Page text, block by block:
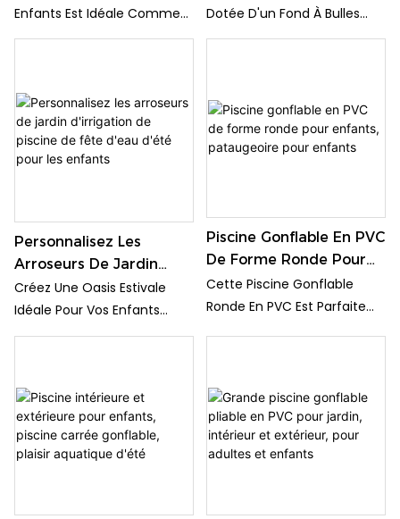
Piscine Gonflable De
Qualité
Enfants Est Idéale Comme
Aire De Jeux Aquatiques
À Balles Gonflable. Sa
Construction De Haute
Qualité, Avec Ses 3 Anneaux
Pour Une Stabilité Accrue, En
Soleil En Été.
Sécurité Enfants, Double
Dotée D'un Fond À Bulles
Pour Plus De Sécurité Et De
Piscine Et Dans Le Jardin. Sa
Construction À Double Paroi
Garantit Une Durabilité Et
Sans Fin.
Personnalisez Les
Arroseurs De Jardin
D'irrigation De Piscine
De Fête D'eau D'été
Créez Une Oasis Estivale
Idéale Pour Vos Enfants
Avec Des Arroseurs De
Vos Enfants Se Rafraîchir Et
S'amuser Avec Style Grâce
À Des Jeux D'eau
Personnalisés, Parfaits Pour
Piscine Gonflable En PVC
De Forme Ronde Pour
Enfants, Pataugeoire
Pour Enfants
Cette Piscine Gonflable
Ronde En PVC Est Parfaite
Chaudes Journées D'été.
Avec Ses Couleurs Vives Et
Sa Construction Robuste,
Cette Pataugeoire Pour